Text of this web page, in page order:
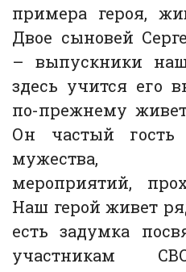
примера героя,
Двое сыновей
– выпускники
здесь учится его
по-прежнему
Он частый гость
мужества,
мероприятий,
Наш герой живет
есть задумка
участникам